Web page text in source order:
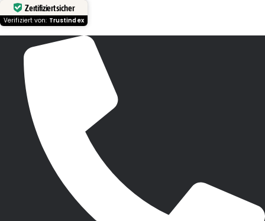
Zertifiziert sicher
Verifiziert von: Trustindex